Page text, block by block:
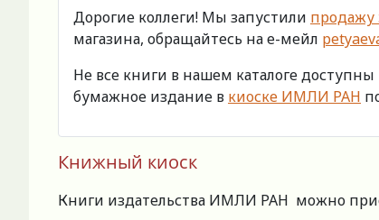
Дорогие коллеги! Мы запустили продажу
магазина, обращайтесь на е-мейл
Не все книги в нашем каталоге
бумажное издание в киоске ИМЛИ РАН
Книжный киоск
Книги издательства ИМЛИ РАН можно